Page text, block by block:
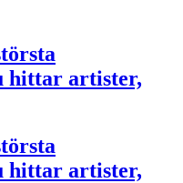
hittar artister,
hittar artister,